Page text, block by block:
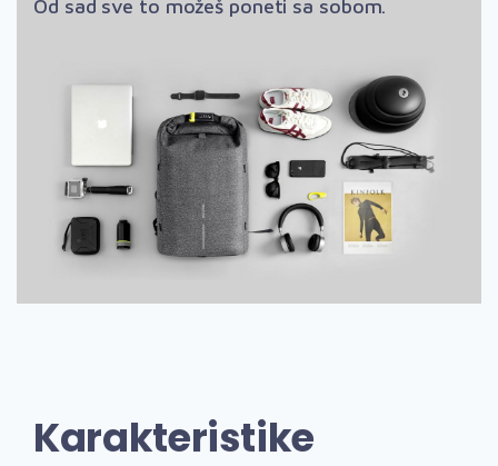
Od sad sve to možeš poneti sa sobom.
Karakteristike